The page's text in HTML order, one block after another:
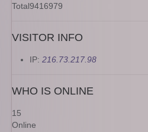
Total9416979
VISITOR INFO
IP: 216.73.217.98
WHO IS ONLINE
15
Online